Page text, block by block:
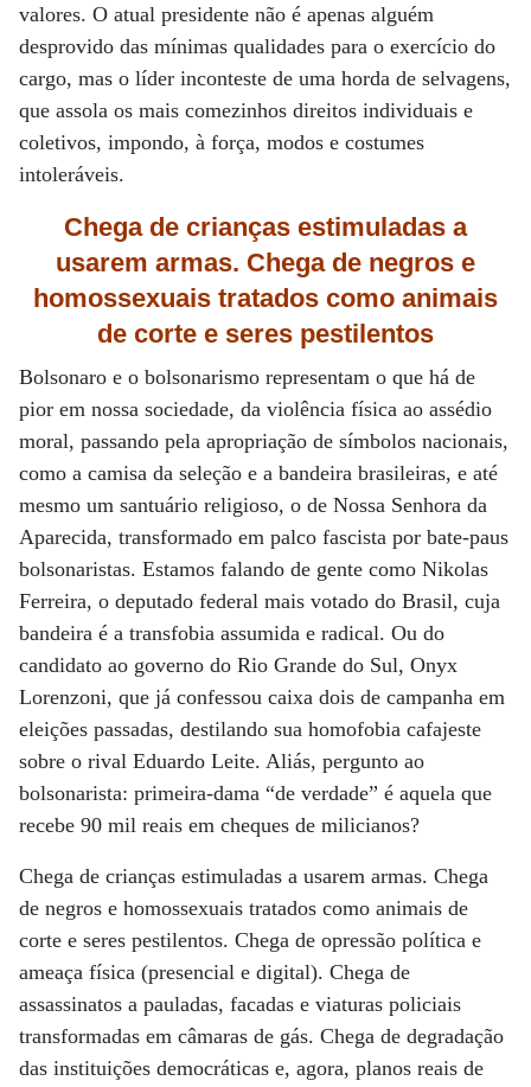
valores. O atual presidente não é apenas alguém
desprovido das mínimas qualidades para o exercício do
cargo, mas o líder inconteste de uma horda de selvagens,
que assola os mais comezinhos direitos individuais e
coletivos, impondo, à força, modos e costumes
intoleráveis.
Chega de crianças estimuladas a
usarem armas. Chega de negros e
homossexuais tratados como animais
de corte e seres pestilentos
Bolsonaro e o bolsonarismo representam o que há de
pior em nossa sociedade, da violência física ao assédio
moral, passando pela apropriação de símbolos nacionais,
como a camisa da seleção e a bandeira brasileiras, e até
mesmo um santuário religioso, o de Nossa Senhora da
Aparecida, transformado em palco fascista por bate-paus
bolsonaristas. Estamos falando de gente como Nikolas
Ferreira, o deputado federal mais votado do Brasil, cuja
bandeira é a transfobia assumida e radical. Ou do
candidato ao governo do Rio Grande do Sul, Onyx
Lorenzoni, que já confessou caixa dois de campanha em
eleições passadas, destilando sua homofobia cafajeste
sobre o rival Eduardo Leite. Aliás, pergunto ao
bolsonarista: primeira-dama “de verdade” é aquela que
recebe 90 mil reais em cheques de milicianos?
Chega de crianças estimuladas a usarem armas. Chega
de negros e homossexuais tratados como animais de
corte e seres pestilentos. Chega de opressão política e
ameaça física (presencial e digital). Chega de
assassinatos a pauladas, facadas e viaturas policiais
transformadas em câmaras de gás. Chega de degradação
das instituições democráticas e, agora, planos reais de